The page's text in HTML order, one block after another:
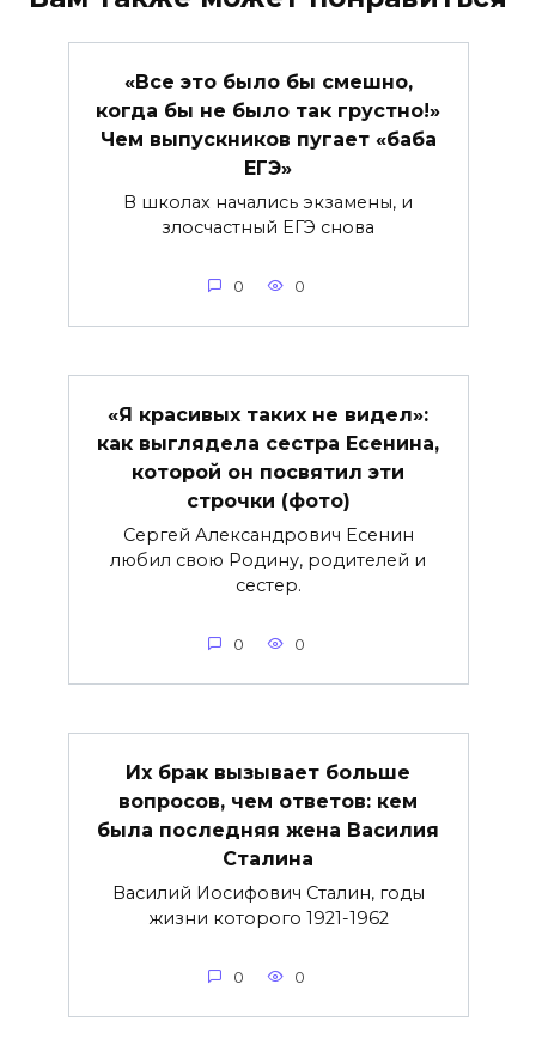
«Все это было бы смешно,
когда бы не было так грустно!»
Чем выпускников пугает «баба
ЕГЭ»
В школах начались экзамены, и
злосчастный ЕГЭ снова
0 0
«Я красивых таких не видел»:
как выглядела сестра Есенина,
которой он посвятил эти
строчки (фото)
Сергей Александрович Есенин
любил свою Родину, родителей и
сестер.
0 0
Их брак вызывает больше
вопросов, чем ответов: кем
была последняя жена Василия
Сталина
Василий Иосифович Сталин, годы
жизни которого 1921-1962
0 0